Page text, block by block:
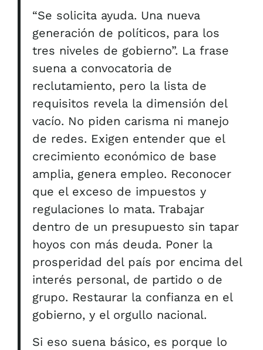
“Se solicita ayuda. Una nueva
generación de políticos, para los
tres niveles de gobierno”. La frase
suena a convocatoria de
reclutamiento, pero la lista de
requisitos revela la dimensión del
vacío. No piden carisma ni manejo
de redes. Exigen entender que el
crecimiento económico de base
amplia, genera empleo. Reconocer
que el exceso de impuestos y
regulaciones lo mata. Trabajar
dentro de un presupuesto sin tapar
hoyos con más deuda. Poner la
prosperidad del país por encima del
interés personal, de partido o de
grupo. Restaurar la confianza en el
gobierno, y el orgullo nacional.
Si eso suena básico, es porque lo